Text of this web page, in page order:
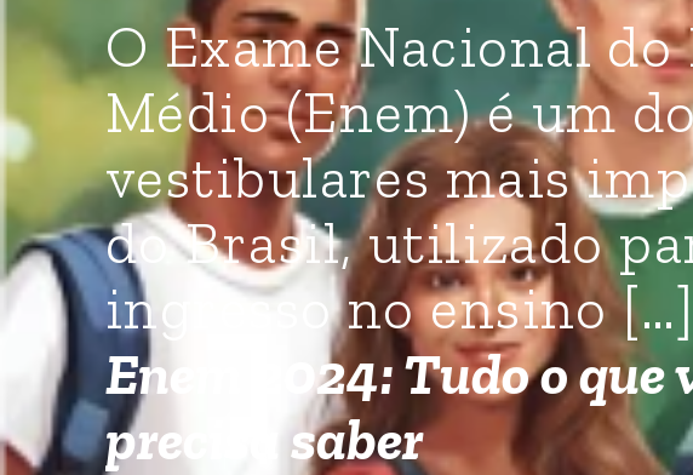
O Exame Nacional
Médio (Enem) é um
vestibulares mais
do Brasil, utilizado
ingresso no ensino […]
Enem 2024: Tudo o que
precisa saber